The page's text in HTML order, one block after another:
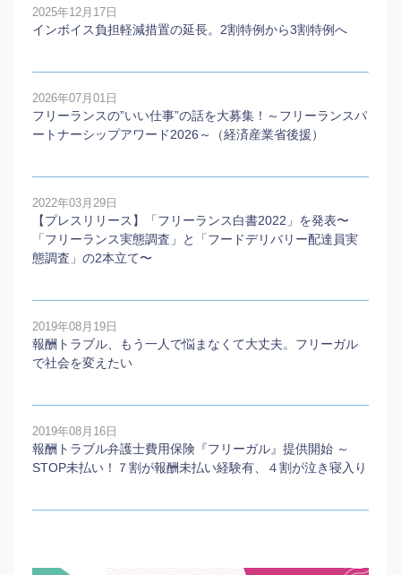
2025年12月17日
インボイス負担軽減措置の延長。2割特例から3割特例へ
2026年07月01日
フリーランスの”いい仕事”の話を大募集！～フリーランスパ
ートナーシップアワード2026～（経済産業省後援）
2022年03月29日
【プレスリリース】「フリーランス白書2022」を発表〜
「フリーランス実態調査」と「フードデリバリー配達員実
態調査」の2本⽴て〜
2019年08月19日
報酬トラブル、もう一人で悩まなくて大丈夫。フリーガル
で社会を変えたい
2019年08月16日
報酬トラブル弁護士費用保険『フリーガル』提供開始 ～
STOP未払い！７割が報酬未払い経験有、４割が泣き寝入り